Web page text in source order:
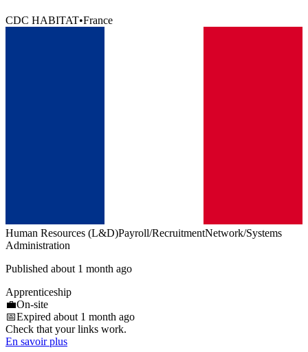
CDC HABITAT•France
Human Resources (L&D)Payroll/RecruitmentNetwork/Systems
Administration
Published about 1 month ago
Apprenticeship
💼On-site
📅Expired about 1 month ago
Check that your links work.
En savoir plus